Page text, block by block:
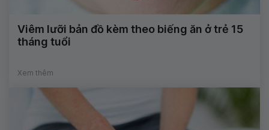
Viêm lưỡi bản đồ kèm theo biếng ăn ở trẻ 15
tháng tuổi
Xem thêm